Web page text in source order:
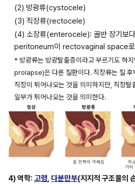
(2) 방광류(cystocele)
(3) 직장류(rectocele)
(4) 소장류(enterocele): 골반 장기보
peritoneum이 rectovaginal space로
* 방광류는 방광탈출증이라고 부르기도 하
prolapse)은 다른 질환이다. 직장류는 질 후
직장이 튀어나오는 것을 의미하지만, 직장탈
일부가 튀어나오는 것을 의미한다.
4) 역학: 고령, 다분만부(지지적 구조물의